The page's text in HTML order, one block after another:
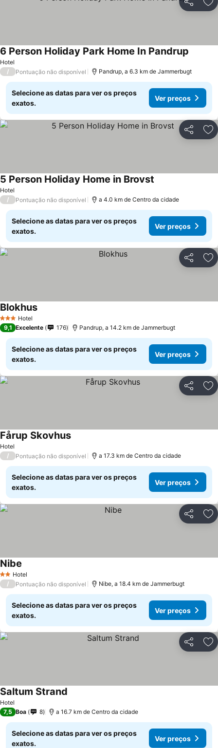
Partilhar
Hotel
6 Person Holiday Park Home In Pandrup
/ Pontuação não disponível Pandrup, a 6.3 km de Jammerbugt
Selecione as datas para ver os preços
exatos.
Ver preços
Partilhar
Hotel
5 Person Holiday Home in Brovst
/ Pontuação não disponível a 4.0 km de Centro da cidade
Selecione as datas para ver os preços
exatos.
Ver preços
Partilhar
3 EstrelasHotel
Blokhus
9,1 Excelente 176 Pandrup, a 14.2 km de Jammerbugt
Selecione as datas para ver os preços
exatos.
Ver preços
Partilhar
Hotel
Fårup Skovhus
/ Pontuação não disponível a 17.3 km de Centro da cidade
Selecione as datas para ver os preços
exatos.
Ver preços
Partilhar
2 Estrelas
Hotel
Nibe
/ Pontuação não disponível Nibe, a 18.4 km de Jammerbugt
Selecione as datas para ver os preços
exatos.
Ver preços
Partilhar
Hotel
Saltum Strand
7,5 Boa 8 a 16.7 km de Centro da cidade
Selecione as datas para ver os preços
exatos.
Ver preços